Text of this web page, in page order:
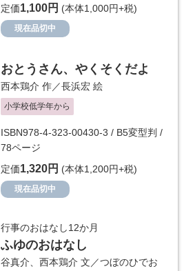
定価1,100円 (本体1,000円+税)
現在品切中
おとうさん、やくそくだよ
西本鶏介 作／長浜宏 絵
小学校低学年から
ISBN978-4-323-00430-3 / B5変型判 /
78ページ
定価1,320円 (本体1,200円+税)
現在品切中
行事のおはなし12か月
ふゆのおはなし
谷真介 西本鶏介 文／つぼのひでお